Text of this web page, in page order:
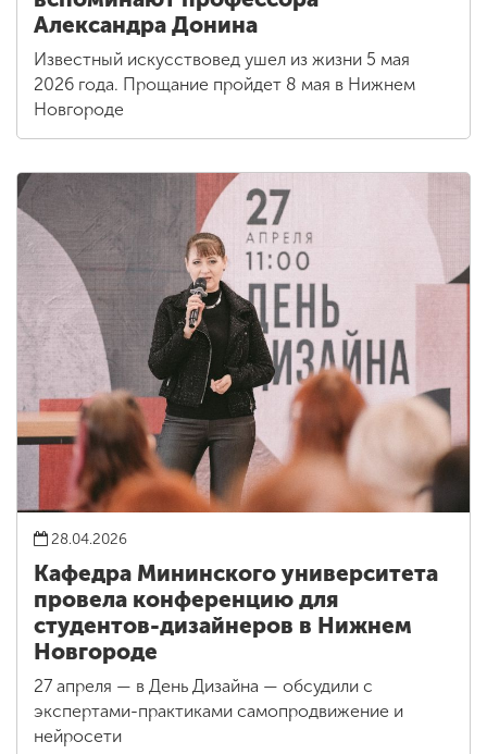
Александра Донина
Известный искусствовед ушел из жизни 5 мая
2026 года. Прощание пройдет 8 мая в Нижнем
Новгороде
28.04.2026
Кафедра Мининского университета
провела конференцию для
студентов-дизайнеров в Нижнем
Новгороде
27 апреля — в День Дизайна — обсудили с
экспертами-практиками самопродвижение и
нейросети